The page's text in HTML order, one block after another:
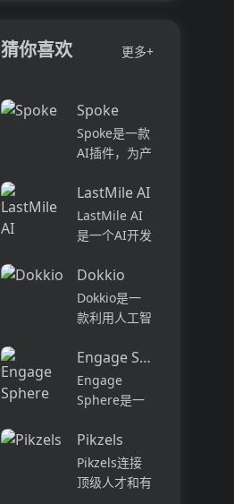
量，释放你的
团队成员、对
方,实现无缝
连接。主要功
能包括:组
猜你喜欢 更多+
Spoke
Spoke是一款
AI插件，为产
大的、注重隐
私的AI功能，
能够在几秒钟
上下文信息。
它可以帮助全
球快速增长的
团队节省时
间，创造上
下...
LastMile AI
LastMile AI
是一个AI开发
程师而设计，
可以用于原型
开发和生成式
产。它提供了
一站式的多模
态AI模型访
问，包括语言
模型（...
Dokkio
Dokkio是一
款利用人工智
文件协作的工
具。它能帮助
用户管理多个
档和文件、整
理研究材料、
组织内容库，
并将所有文件
Engage Sphere AI
Engage
Sphere是一
工参与度分析
平台。它可以
深入分析公司
Pikzels
Pikzels连接
顶级人才和有